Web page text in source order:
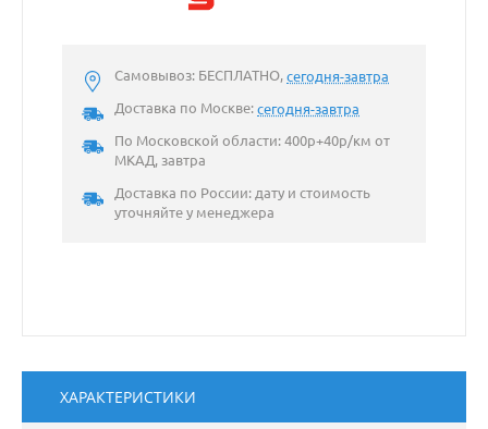
Самовывоз: БЕСПЛАТНО,сегодня-завтра
Доставка по Москве:сегодня-завтра
По Московской области: 400р+40р/км от
МКАД, завтра
Доставка по России: дату и стоимость
уточняйте у менеджера
ХАРАКТЕРИСТИКИ